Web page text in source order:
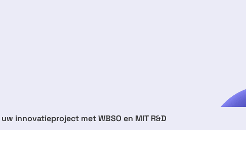
innovatieproject met WBSO en MIT R&D